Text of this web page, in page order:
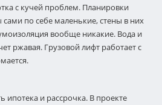
с кучей проблем. Планировки
по себе маленькие, стены в них
вообще никакие. Вода и
ржавая. Грузовой лифт работает с
ипотека и рассрочка. В проекте